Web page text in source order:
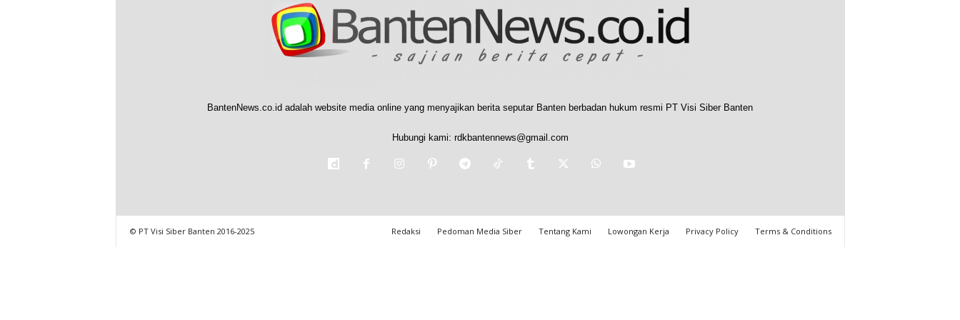
BantenNews.co.id adalah website media online yang menyajikan berita seputar Banten berbadan hukum resmi PT Visi Siber Banten
Hubungi kami: rdkbantennews@gmail.com
Redaksi Pedoman Media Siber Tentang Kami Lowongan Kerja Privacy Policy Terms & Conditions
© PT Visi Siber Banten 2016-2025